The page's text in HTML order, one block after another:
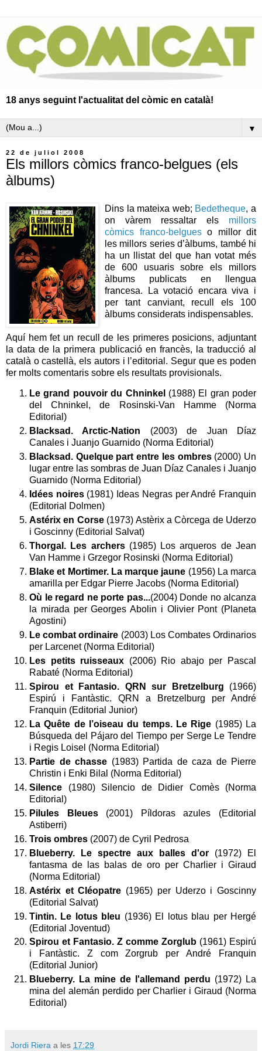
18 anys seguint l'actualitat del còmic en català!
▼
22 de juliol 2008
Els millors còmics franco-belgues (els
àlbums)
Dins la mateixa web; Bedetheque, a
on vàrem ressaltar els millors
còmics franco-belgueso millor dit
les millors series d’àlbums, també hi
ha un llistat del que han votat més
de 600 usuaris sobre els millors
àlbums publicats en llengua
francesa. La votació encara viva i
per tant canviant, recull els 100
àlbums considerats indispensables.
Aquí hem fet un recull de les primeres posicions, adjuntant
la data de la primera publicació en francès, la traducció al
català o castellà, els autors i l’editorial. Segur que es poden
fer molts comentaris sobre els resultats provisionals.
Le grand pouvoir du Chninkel (1988) El gran poder
del Chninkel, de Rosinski-Van Hamme (Norma
Editorial)
Blacksad. Arctic-Nation (2003) de Juan Díaz
Canales i Juanjo Guarnido (Norma Editorial)
Blacksad. Quelque part entre les ombres(2000) Un
lugar entre las sombras de Juan Díaz Canales i Juanjo
Guarnido (Norma Editorial)
Idées noires(1981) Ideas Negras per André Franquin
(Editorial Dolmen)
Astérix en Corse(1973) Astèrix a Còrcega de Uderzo
i Goscinny (Editorial Salvat)
Thorgal. Les archers(1985) Los arqueros de Jean
Van Hamme i Grzegor Rosinski (Norma Editorial)
Blake et Mortimer. La marque jaune (1956) La marca
amarilla per Edgar Pierre Jacobs (Norma Editorial)
Où le regard ne porte pas...(2004) Donde no alcanza
la mirada per Georges Abolin i Olivier Pont (Planeta
Agostini)
Le combat ordinaire (2003) Los Combates Ordinarios
per Larcenet (Norma Editorial)
Les petits ruisseaux (2006) Rio abajo per Pascal
Rabaté (Norma Editorial)
Spirou et Fantasio. QRN sur Bretzelburg (1966)
Espirú i Fantàstic. QRN a Bretzelburg per André
Franquin (Editorial Junior)
La Quête de l’oiseau du temps. Le Rige (1985) La
Búsqueda del Pájaro del Tiempo per Serge Le Tendre
i Regis Loisel (Norma Editorial)
Partie de chasse (1983) Partida de caza de Pierre
Christin i Enki Bilal (Norma Editorial)
Silence (1980) Silencio de Didier Comès (Norma
Editorial)
Pilules Bleues(2001) Píldoras azules (Editorial
Astiberri)
Trois ombres (2007) de Cyril Pedrosa
Blueberry. Le spectre aux balles d'or (1972) El
fantasma de las balas de oro per Charlier i Giraud
(Norma Editorial)
Astérix et Cléopatre (1965) per Uderzo i Goscinny
(Editorial Salvat)
Tintin. Le lotus bleu (1936) El lotus blau per Hergé
(Editorial Joventud)
Spirou et Fantasio. Z comme Zorglub (1961) Espirú
i Fantàstic. Z com Zorgrub per André Franquin
(Editorial Junior)
Blueberry. La mine de l'allemand perdu (1972) La
mina del alemán perdido per Charlier i Giraud (Norma
Editorial)
Jordi Riera a les 17:29